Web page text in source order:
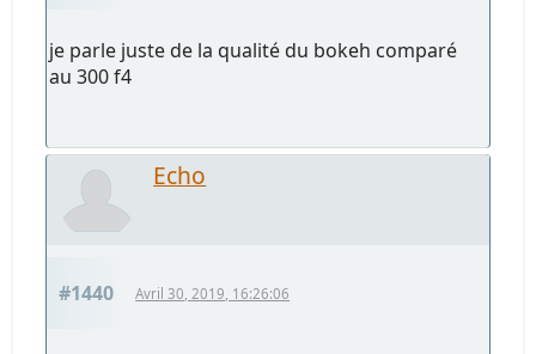
je parle juste de la qualité du bokeh comparé
au 300 f4
Echo
#1440 Avril 30, 2019, 16:26:06